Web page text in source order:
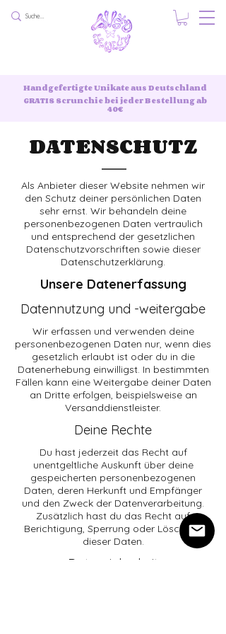
Handgefertigte Unikate aus Deutschland
GRATIS Scrunchie bei jeder Bestellung ab
40€
DATENSCHUTZ
Als Anbieter dieser Website nehmen wir
den Schutz deiner persönlichen Daten
sehr ernst. Wir behandeln deine
personenbezogenen Daten vertraulich
und entsprechend der gesetzlichen
Datenschutzvorschriften sowie dieser
Datenschutzerklärung.
Unsere Datenerfassung
Datennutzung und -weitergabe
Wir erfassen und verwenden deine
personenbezogenen Daten nur, wenn dies
gesetzlich erlaubt ist oder du in die
Datenerhebung einwilligst. In bestimmten
Fällen kann eine Weitergabe deiner Daten
an Dritte erfolgen, beispielsweise an
Versanddienstleister.
Deine Rechte
Du hast jederzeit das Recht auf
unentgeltliche Auskunft über deine
gespeicherten personenbezogenen
Daten, deren Herkunft und Empfänger
und den Zweck der Datenverarbeitung.
Zusätzlich hast du das Recht auf
Berichtigung, Sperrung oder Löschung
dieser Daten.
Datensicherheit